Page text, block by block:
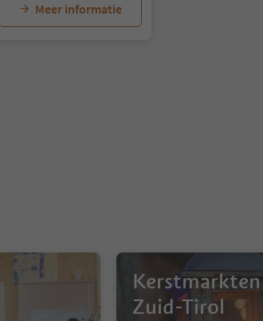
Meer informatie
Zuid-Tirol